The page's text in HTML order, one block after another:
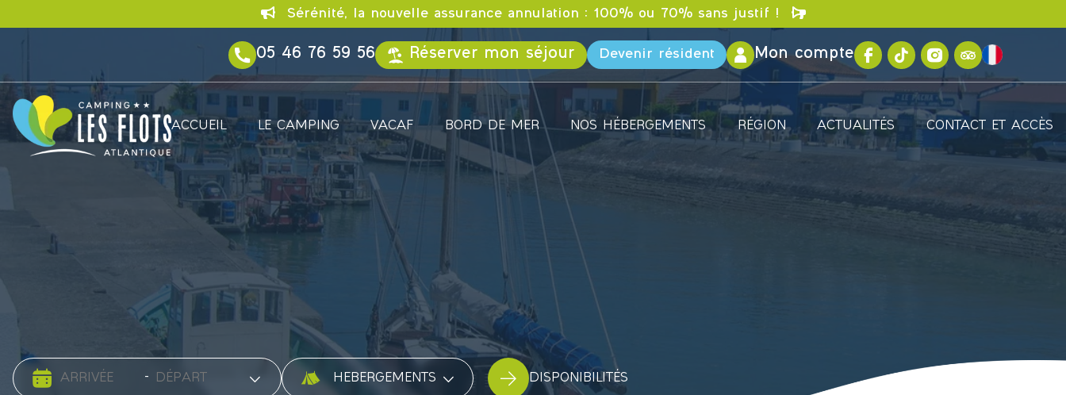
Sérénité, la nouvelle assurance annulation : 100% ou 70% sans justif !
05 46 76 59 56 Réserver mon séjour Devenir résident Mon compte
ACCUEIL LE CAMPING VACAF BORD DE MER NOS HÉBERGEMENTS RÉGION ACTUALITÉS CONTACT ET ACCÈS
Date d'arrivée - Date de départ Type d'hébergement DISPONIBILITÉS